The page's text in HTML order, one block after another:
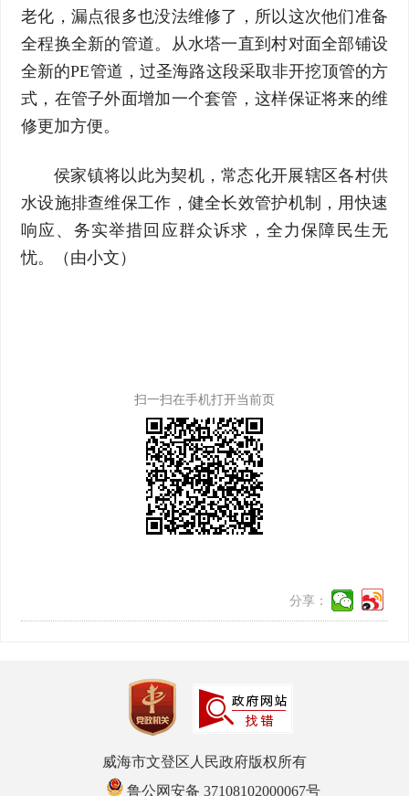
老化，漏点很多也没法维修了，所以这次他们准备
全程换全新的管道。从水塔一直到村对面全部铺设
全新的PE管道，过圣海路这段采取非开挖顶管的方
式，在管子外面增加一个套管，这样保证将来的维
修更加方便。
侯家镇将以此为契机，常态化开展辖区各村供
水设施排查维保工作，健全长效管护机制，用快速
响应、务实举措回应群众诉求，全力保障民生无
忧。（由小文）
扫一扫在手机打开当前页
分享：
威海市文登区人民政府版权所有
鲁公网安备 37108102000067号